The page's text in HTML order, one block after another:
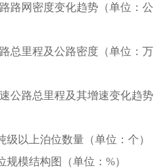
路网密度变化趋势（单位：公
总里程及公路密度（单位：万
公路总里程及其增速变化趋势
级以上泊位数量（单位：个）
规模结构图（单位：%）